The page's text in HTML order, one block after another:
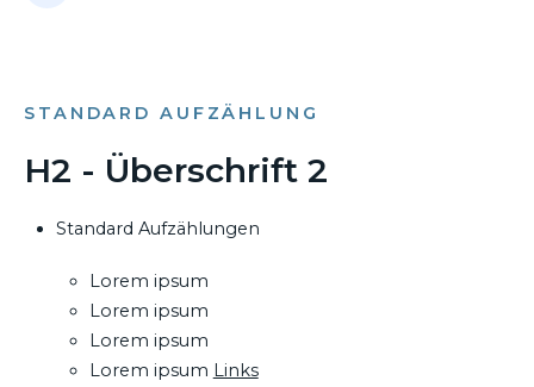
STANDARD AUFZÄHLUNG
H2 - Überschrift 2
Standard Aufzählungen
Lorem ipsum
Lorem ipsum
Lorem ipsum
Lorem ipsum Links